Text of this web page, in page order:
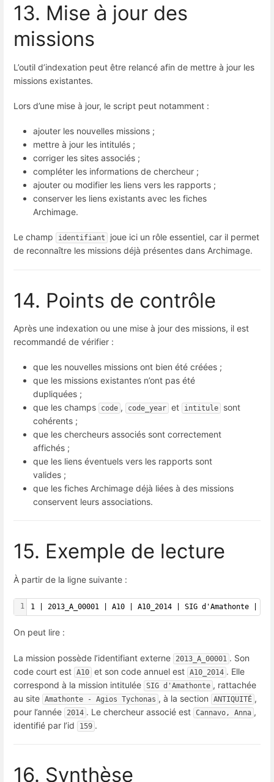
13. Mise à jour des
missions
L’outil d’indexation peut être relancé afin de mettre à jour les
missions existantes.
Lors d’une mise à jour, le script peut notamment :
ajouter les nouvelles missions ;
mettre à jour les intitulés ;
corriger les sites associés ;
compléter les informations de chercheur ;
ajouter ou modifier les liens vers les rapports ;
conserver les liens existants avec les fiches
Archimage.
Le champ identifiant
joue ici un rôle essentiel, car il permet
de reconnaître les missions déjà présentes dans Archimage.
14. Points de contrôle
Après une indexation ou une mise à jour des missions, il est
recommandé de vérifier :
que les nouvelles missions ont bien été créées ;
que les missions existantes n’ont pas été
dupliquées ;
que les champs
code , code_year et intitule
sont
cohérents ;
que les chercheurs associés sont correctement
affichés ;
que les liens éventuels vers les rapports sont
valides ;
que les fiches Archimage déjà liées à des missions
conservent leurs associations.
15. Exemple de lecture
À partir de la ligne suivante :
1 1 | 2013_A_00001 | A10 | A10_2014 | SIG d'Amathonte |
On peut lire :
La mission possède l’identifiant externe 2013_A_00001 . Son
code court est A10 et son code annuel est A10_2014 . Elle
correspond à la mission intitulée SIG d'Amathonte , rattachée
au site Amathonte - Agios Tychonas , à la section ANTIQUITÉ ,
pour l’année
2014 . Le chercheur associé est Cannavo, Anna ,
identifié par l’id
159 .
16. Synthèse